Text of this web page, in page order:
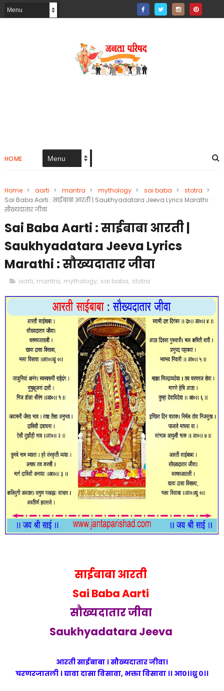
HOME
Home > aarti > mantra > mythology > sai baba > stotra >
Sai Baba Aarti : साईबाबा आरती | Saukhyadatara Jeeva Lyrics Marathi :
सौख्यदातार जीवा
Sai Baba Aarti : साईबाबा आरती |
Saukhyadatara Jeeva Lyrics
Marathi : सौख्यदातार जीवा
aarti, mantra, mythology, sai baba, stotra
साईबाबाआरती
Sai BabaAarti
सौख्यदातार जीवा
Saukhyadatara Jeeva
आरती साईबाबा । सौख्यदातार जीवा।
चरणरजातली । द्यावा दासा विसावा, भक्ता विसावा ।। आ०।।ध्रु ०।।